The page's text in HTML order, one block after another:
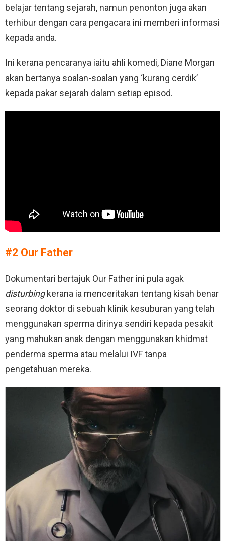
belajar tentang sejarah, namun penonton juga akan
terhibur dengan cara pengacara ini memberi informasi
kepada anda.
Ini kerana pencaranya iaitu ahli komedi, Diane Morgan
akan bertanya soalan-soalan yang ‘kurang cerdik’
kepada pakar sejarah dalam setiap episod.
#2 Our Father
Dokumentari bertajuk Our Father ini pula agak
disturbingkerana ia menceritakan tentang kisah benar
seorang doktor di sebuah klinik kesuburan yang telah
menggunakan sperma dirinya sendiri kepada pesakit
yang mahukan anak dengan menggunakan khidmat
penderma sperma atau melalui IVF tanpa
pengetahuan mereka.